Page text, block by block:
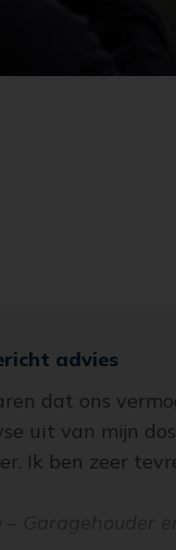
advies
dat ons
uit van mijn
Ik ben zeer